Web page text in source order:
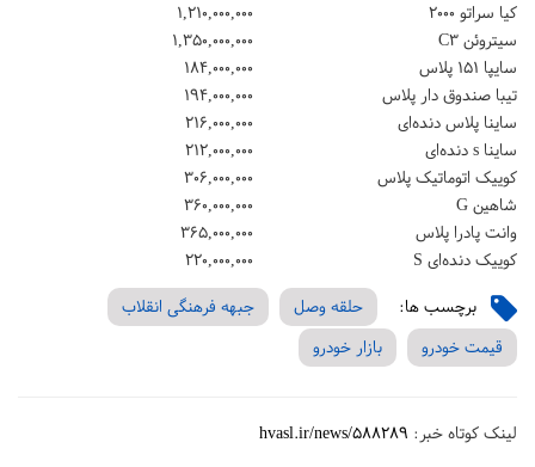
کیا سراتو ۲۰۰۰
۱,۲۱۰,۰۰۰,۰۰۰
سیتروئن C۳
۱,۳۵۰,۰۰۰,۰۰۰
سایپا ۱۵۱ پلاس
۱۸۴,۰۰۰,۰۰۰
تیبا صندوق دار پلاس
۱۹۴,۰۰۰,۰۰۰
ساینا پلاس دنده‌ای
۲۱۶,۰۰۰,۰۰۰
ساینا s دنده‌ای
۲۱۲,۰۰۰,۰۰۰
کوییک اتوماتیک پلاس
۳۰۶,۰۰۰,۰۰۰
شاهین G
۳۶۰,۰۰۰,۰۰۰
وانت پادرا پلاس
۳۶۵,۰۰۰,۰۰۰
کوییک دنده‌ای S
۲۲۰,۰۰۰,۰۰۰
برچسب ها: حلقه وصل
جبهه فرهنگی انقلاب
قیمت خودرو
بازار خودرو
لینک کوتاه خبر: hvasl.ir/news/588289